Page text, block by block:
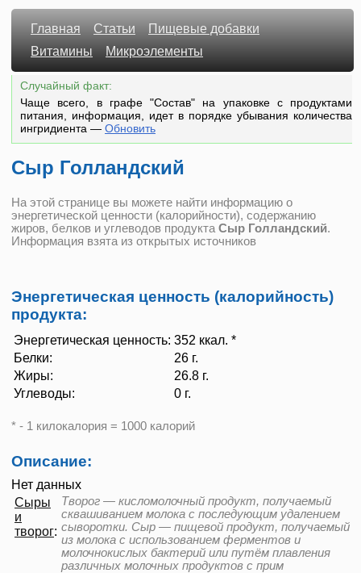
Главная Статьи
Пищевые добавки
Витамины
Микроэлементы
Случайный факт:
Чаще всего, в графе "Состав" на упаковке с продуктами
питания, информация, идет в порядке убывания количества
ингридиента — Обновить
Сыр Голландский
На этой странице вы можете найти информацию о
энергетической ценности (калорийности), содержанию
жиров, белков и углеводов продукта Сыр Голландский.
Информация взята из открытых источников
Энергетическая ценность (калорийность)
продукта:
Энергетическая ценность: 352 ккал. *
Белки:
26 г.
Жиры:
26.8 г.
Углеводы:
0 г.
* - 1 килокалория = 1000 калорий
Описание:
Нет данных
Сыры
и
творог:
Творог — кисломолочный продукт, получаемый
сквашиванием молока с последующим удалением
сыворотки. Сыр — пищевой продукт, получаемый
из молока с использованием ферментов и
молочнокислых бактерий или путём плавления
различных молочных продуктов с прим